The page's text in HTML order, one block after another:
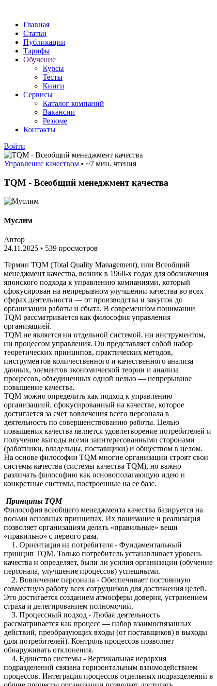
Главная
Статьи
Публикации
Тарифы
Обучение
Курсы
Тесты
Книги
Сервисы
Каталог компаний
Вакансии
Резюме
Контакты
Войти
Управление качеством • ~7 мин. чтения
TQM - Всеобщий менеджмент качества
Муслим
Автор
24.11.2025 • 539 просмотров
Термин TQM (Total Quality Management), или Всеобщий
менеджмент качества, возник в 1960-х годах для обозначения
японского подхода к управлению компаниями, который
сфокусирован на непрерывном улучшении качества во всех
сферах деятельности — от производства и закупок до
организации работы и сбыта. В современном понимании
TQM рассматривается как философия управления
организацией.
TQM не является ни отдельной системой, ни инструментом,
ни процессом управления. Он представляет собой набор
теоретических принципов, практических методов,
инструментов количественного и качественного анализа
данных, элементов экономической теории и анализа
процессов, объединенных одной целью — непрерывное
повышение качества.
TQM можно определить как подход к управлению
организацией, сфокусированный на качестве, которое
достигается за счет вовлечения всего персонала в
деятельность по совершенствованию работы. Целью
повышения качества является удовлетворение потребителей и
получение выгоды всеми заинтересованными сторонами
(работники, владельцы, поставщики) и обществом в целом.
На основе философии TQM многие организации строят свои
системы качества (системы качества TQM), но важно
различать философию как основополагающую идею и
конкретные системы, построенные на ее базе.
Принципы TQM
Философия всеобщего менеджмента качества базируется на
восьми основных принципах. Их понимание и реализация
позволяет организациям делать «правильные» вещи
«правильно» с первого раза.
1. Ориентация на потребителя - Фундаментальный
принцип TQM. Только потребитель устанавливает уровень
качества и определяет, были ли усилия организации (обучение
персонала, улучшение процессов) успешными.
2. Вовлечение персонала - Обеспечивает постоянную
совместную работу всех сотрудников для достижения целей.
Это достигается созданием атмосферы доверия, устранением
страха и делегированием полномочий.
3. Процессный подход - Любая деятельность
рассматривается как процесс — набор взаимосвязанных
действий, преобразующих входы (от поставщиков) в выходы
(для потребителей). Контроль процессов позволяет
обнаруживать отклонения.
4. Единство системы - Вертикальная иерархия
подразделений связана горизонтальным взаимодействием
процессов. Интеграция процессов отдельных подразделений в